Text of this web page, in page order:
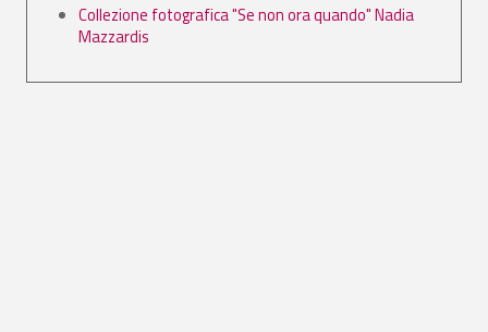
Collezione fotografica "Se non ora quando" Nadia
Mazzardis